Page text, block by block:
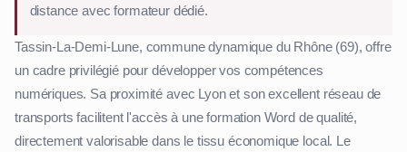
distance avec formateur dédié.
Tassin-La-Demi-Lune, commune dynamique du Rhône (69), offre
un cadre privilégié pour développer vos compétences
numériques. Sa proximité avec Lyon et son excellent réseau de
transports facilitent l'accès à une formation Word de qualité,
directement valorisable dans le tissu économique local. Le